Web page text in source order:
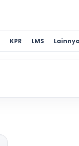
KPR LMS Lainnya